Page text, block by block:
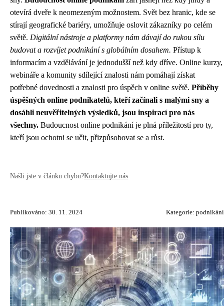
otevírá dveře k neomezeným možnostem. Svět bez hranic, kde se
stírají geografické bariéry, umožňuje oslovit zákazníky po celém
světě. Digitální nástroje a platformy nám dávají do rukou sílu
budovat a rozvíjet podnikání s globálním dosahem. Přístup k
informacím a vzdělávání je jednodušší než kdy dříve. Online kurzy,
webináře a komunity sdílející znalosti nám pomáhají získat
potřebné dovednosti a znalosti pro úspěch v online světě. Příběhy
úspěšných online podnikatelů, kteří začínali s malými sny a
dosáhli neuvěřitelných výsledků, jsou inspirací pro nás
všechny. Budoucnost online podnikání je plná příležitostí pro ty,
kteří jsou ochotni se učit, přizpůsobovat se a růst.
Našli jste v článku chybu?Kontaktujte nás
Publikováno: 30. 11. 2024 Kategorie: podnikání